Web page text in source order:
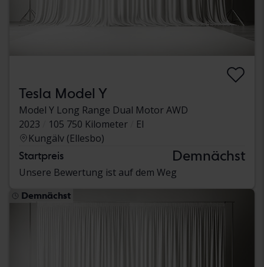
Tesla Model Y
Model Y Long Range Dual Motor AWD
2023
105 750 Kilometer
El
Kungälv (Ellesbo)
Startpreis Demnächst
Unsere Bewertung ist auf dem Weg
Demnächst